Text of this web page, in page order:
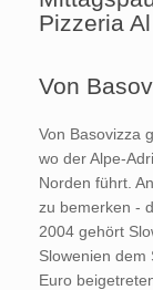
Pizzeria
Von
Von Basovizza
wo der Alpe-
Norden führt.
zu bemerken -
2004 gehört
Slowenien dem
Euro